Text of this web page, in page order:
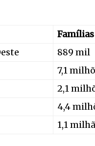
889 mil
7,1
2,1
4,4
1,1